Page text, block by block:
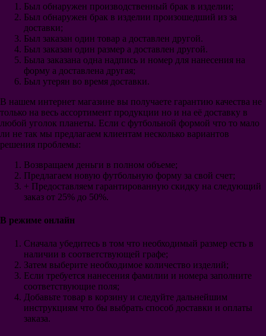
Рома
Наполи
Аталанта
Фиорентина
Венеция
ПСЖ
Монако
Лион
Марсель
Лилль
Бавария
Боруссия Дортмунд
РБ Лейпциг
Вольфсбург
Шальке 04
Спортинг
Селтик
ПСВ
Аякс
Фейеноорд
Галатасарай
Интер Майами
Был обнаружен производственный брак в изделии;
Был обнаружен брак в изделии произошедший из за
доставки;
Был заказан один товар а доставлен другой.
Был заказан один размер а доставлен другой.
Была заказана одна надпись и номер для нанесения на
форму а доставлена другая;
Был утерян во время доставки.
В нашем интернет магазине вы получаете гарантию качества не
только на весь ассортимент продукции но и на её доставку в
любой уголок планеты. Если с футбольной формой что то мало
ли не так мы предлагаем клиентам несколько вариантов
решения проблемы:
Возвращаем деньги в полном объеме;
Предлагаем новую футбольную форму за свой счет;
+ Предоставляем гарантированную скидку на следующий
заказ от 25% до 50%.
В режиме онлайн
Сначала убедитесь в том что необходимый размер есть в
наличии в соответствующей графе;
Затем выберите необходимое количество изделий;
Если требуется нанесения фамилии и номера заполните
соответствующие поля;
Добавьте товар в корзину и следуйте дальнейшим
инструкциям что бы выбрать способ доставки и оплаты
заказа.